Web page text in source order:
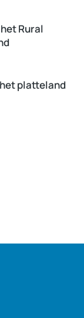
Rural
platteland